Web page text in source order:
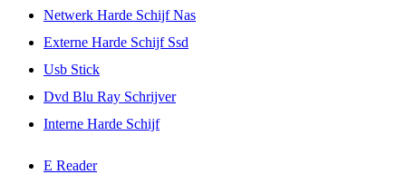
Netwerk Harde Schijf Nas
Externe Harde Schijf Ssd
Usb Stick
Dvd Blu Ray Schrijver
Interne Harde Schijf
E Reader